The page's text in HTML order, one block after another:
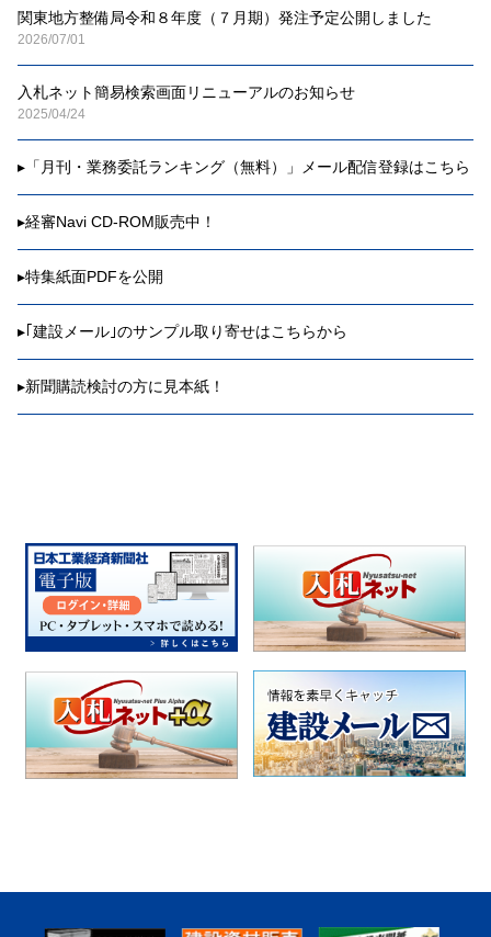
関東地方整備局令和８年度（７月期）発注予定公開しました
2026/07/01
入札ネット簡易検索画面リニューアルのお知らせ
2025/04/24
▸ 「月刊・業務委託ランキング（無料）」メール配信登録はこちら
▸経審Navi CD-ROM販売中！
▸特集紙面PDFを公開
▸｢建設メール｣のサンプル取り寄せはこちらから
▸新聞購読検討の方に見本紙！